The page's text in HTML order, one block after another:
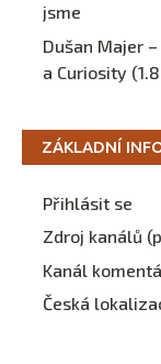
jsme
Dušan Majer
a Curiosity
ZÁKLADNÍ
Přihlásit se
Zdroj kanálů
Kanál
Česká